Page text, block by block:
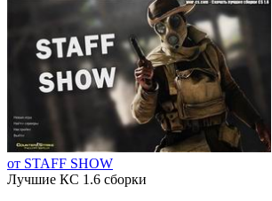
от STAFF SHOW
Лучшие КС 1.6 сборки